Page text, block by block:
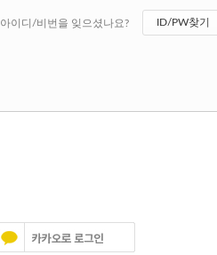
아이디/비번을 잊으셨나요? ID/PW찾기